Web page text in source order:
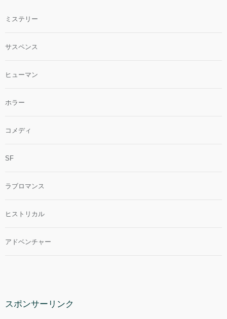
ミステリー
サスペンス
ヒューマン
ホラー
コメディ
SF
ラブロマンス
ヒストリカル
アドベンチャー
スポンサーリンク